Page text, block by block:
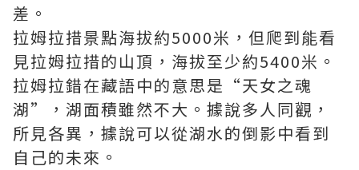
差。
拉姆拉措景點海拔約5000米，但爬到能看
見拉姆拉措的山頂，海拔至少約5400米。
拉姆拉錯在藏語中的意思是“天女之魂
湖”，湖面積雖然不大。據說多人同觀，
所見各異，據說可以從湖水的倒影中看到
自己的未來。